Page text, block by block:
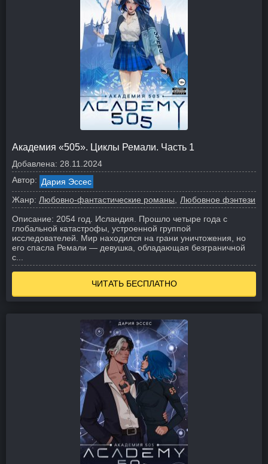
Академия «505». Циклы Ремали. Часть 1
Добавлена: 28.11.2024
Автор: Дария Эссес
Жанр: Любовно-фантастические романы
Любовное фэнтези
Описание: 2054 год. Исландия. Прошло четыре года с
глобальной катастрофы, устроенной группой
исследователей. Мир находился на грани уничтожения, но
его спасла Ремали — девушка, обладающая безграничной
с...
ЧИТАТЬ БЕСПЛАТНО